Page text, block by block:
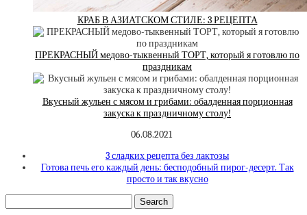
КРАБ В АЗИАТСКОМ СТИЛЕ: 3 РЕЦЕПТА
ПРЕКРАСНЫЙ медово-тыквенный ТОРТ, который я готовлю по
праздникам
Вкусный жульен с мясом и грибами: обалденная порционная
закуска к праздничному столу!
06.08.2021
3 сладких рецепта без лактозы
Готова печь его каждый день: бесподобный пирог-десерт. Так
просто и так вкусно